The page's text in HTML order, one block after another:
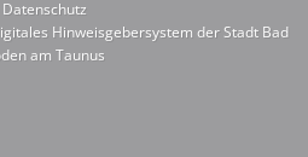
Datenschutz
Hinweisgebersystem der Stadt Bad
am Taunus